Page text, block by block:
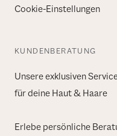
Cookie-Einstellungen
KUNDENBERATUNG
Unsere exklusiven
für deine Haut & Haare
Erlebe persönliche